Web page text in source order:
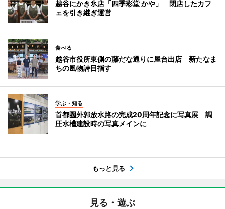
越谷にかき氷店「四季彩堂 かや」 閉店したカフ
ェを引き継ぎ運営
食べる
越谷市役所東側の藤だな通りに屋台出店 新たなま
ちの風物詩目指す
学ぶ・知る
首都圏外郭放水路の完成20周年記念に写真展 調
圧水槽建設時の写真メインに
もっと見る
見る・遊ぶ